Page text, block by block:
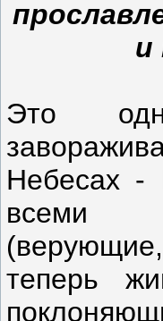
и
Это
Небесах -
всеми
теперь